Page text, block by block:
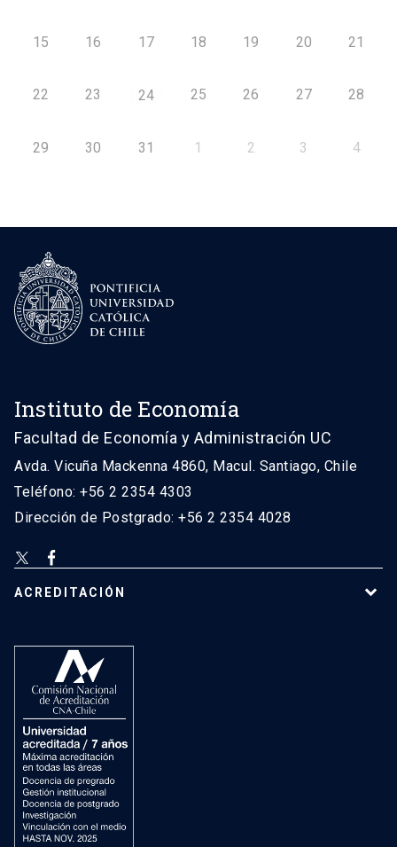
15 16 17 18 19 20 21
22 23 24 25 26 27 28
29 30 31 1 2 3 4
Instituto de Economía
Facultad de Economía y Administración UC
Avda. Vicuña Mackenna 4860, Macul. Santiago, Chile
Teléfono: +56 2 2354 4303
Dirección de Postgrado: +56 2 2354 4028
ACREDITACIÓN